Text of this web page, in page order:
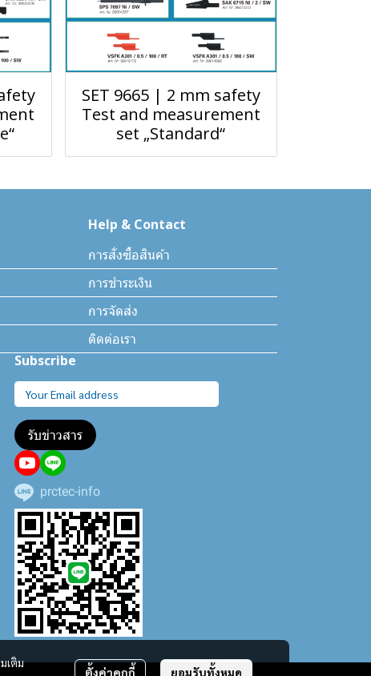
SET 9665 | 2 mm safety
Test and measurement
set „Standard“
เติม
ตั้งค่าคุกกี้ ยอมรับทั้งหมด
Help & Contact
การสั่งซื้อสินค้า
การชำระเงิน
การจัดส่ง
ติดต่อเรา
Subscribe
รับข่าวสาร
prctec-info